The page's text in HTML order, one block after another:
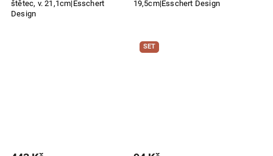
štětec, v. 21,1cm|Esschert
Design
19,5cm|Esschert Design
SET